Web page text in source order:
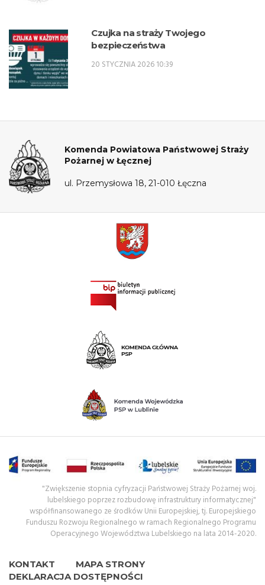
Czujka na straży Twojego
bezpieczeństwa
20 STYCZNIA 2026 10:39
Komenda Powiatowa Państwowej Straży
Pożarnej w Łęcznej
ul. Przemysłowa 18, 21-010 Łęczna
KONTAKT
MAPA STRONY
DEKLARACJA DOSTĘPNOŚCI
"Zwiększenie stopnia cyfryzacji Państwowej Straży Pożarnej woj.
lubelskiego poprzez rozbudowę infrastruktury informatycznej"
współfinansowanego ze środków Unii Europejskiej, tj. Europejskiego
Funduszu Rozwoju Regionalnego w ramach Regionalnego Programu
Operacyjnego Województwa Lubelskiego na lata 2014-2020.